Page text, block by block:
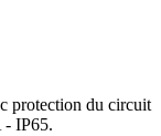
protection du circuit
- IP65.